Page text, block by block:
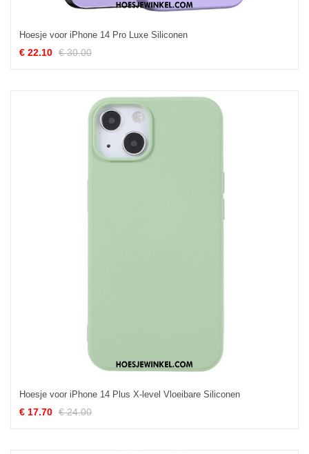
Hoesje voor iPhone 14 Pro Luxe Siliconen
€ 22.10 € 30.00
Hoesje voor iPhone 14 Plus X-level Vloeibare Siliconen
€ 17.70 € 24.00